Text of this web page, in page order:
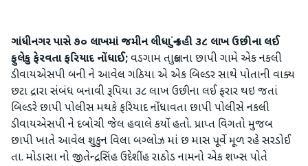
ગાંધીનગર પાસે ૭૦ લાખમાં જમીન લીધા નું કહી ૩૮ લાખ ઉછીના લઈ
ફુલેકુ ફેરવતા ફરિયાદ નોંધાઈ;વડગામ તાલુકાના છાપી ગામે એક નકલી
ડીવાયએસપી બની ને આવેલ ગઠિયા એ એક બિલ્ડર સાથે પોતાની વાક્ય
છટા દ્રારા સંબંધ બનાવી રૂપિયા ૩૮ લાખ ઉછીના લઈ ફરાર થઇ જતાં
બિલ્ડરે છાપી પોલીસ મથકે ફરિયાદ નોંધાવતા છાપી પોલીસે નકલી
ડીવાયએસપી ને દબોચી જેલ હવાલે કર્યો હતો. પ્રાપ્ત વિગતો મુજબ
છાપી ખાતે આવેલ શુકુન વિલા બગ્લોઝ માં છ માસ પૂર્વે મૂળ રહે સરડોઈ
તા. મોડાસા નો જીતેન્દ્રસિંહ ઉદેશીંહ રાઠોડ નામનો એક શખ્સ પોતે